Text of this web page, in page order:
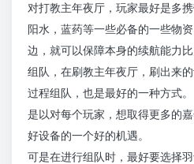
对打教主年夜厅，玩家最好是多
阳水，蓝药等一些必备的一些物
边，就可以保障本身的续航能力
组队，在刷教主年夜厅，刷出来
过程组队，也是最好的一种方式。
是以对每个玩家，想取得更多的
好设备的一个好的机遇。
可是在进行组队时，最好要选择